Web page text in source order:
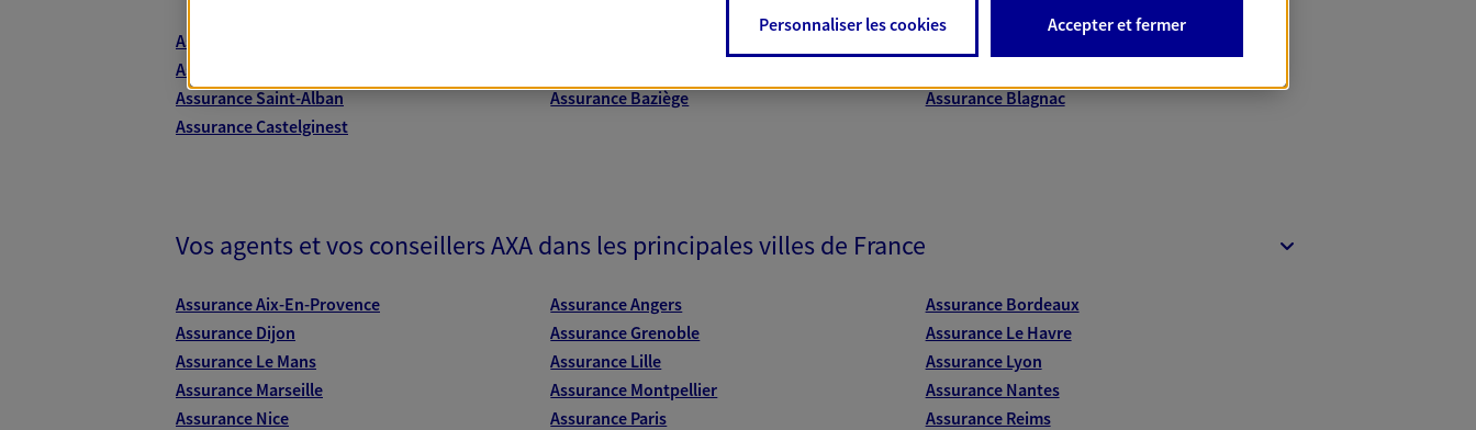
Assurance Toulouse
Assurance Labège
Assurance Saint-Alban
Assurance Baziège
Assurance Blagnac
Assurance Castelginest
Vos agents et vos conseillers AXA dans les principales villes de France
Assurance Aix-En-Provence Assurance Angers
Assurance Bordeaux
Assurance Dijon
Assurance Grenoble
Assurance Le Havre
Assurance Le Mans
Assurance Lille
Assurance Lyon
Assurance Marseille
Assurance Montpellier
Assurance Nantes
Assurance Nice
Assurance Paris
Assurance Reims
Personnaliser les cookies Accepter et fermer